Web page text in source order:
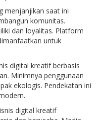
menjanjikan saat ini
komunitas.
dan loyalitas. Platform
untuk
digital kreatif berbasis
Minimnya penggunaan
ekologis. Pendekatan ini
digital kreatif